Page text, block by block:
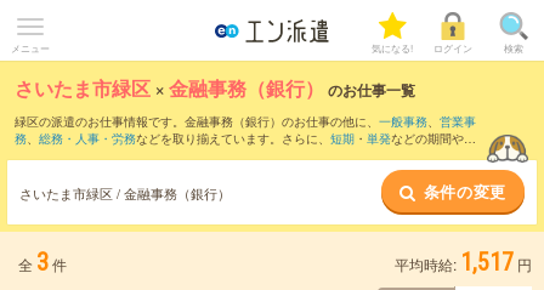
メニュー 気になる! ログイン 検索
さいたま市緑区 ×金融事務（銀行） のお仕事一覧
緑区の派遣のお仕事情報です。金融事務（銀行）のお仕事の他に、 一般事務、 営業事
務、 総務・人事・労務などを取り揃えています。さらに、 短期 ・ 単発などの期間や、
さいたま市緑区 / 金融事務（銀行） 条件の変更
全 3件 平均時給: 1,517 円